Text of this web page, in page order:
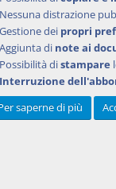
dai
con
nei
Nessuna distrazione
Gestione dei propri
Aggiunta di note ai
Possibilità distampare
Interruzione
saperne di più